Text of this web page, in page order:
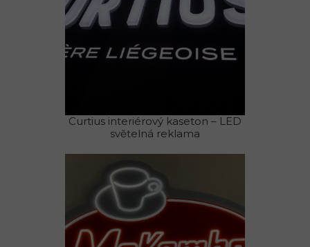
Curtius interiérový kaseton – LED
světelná reklama